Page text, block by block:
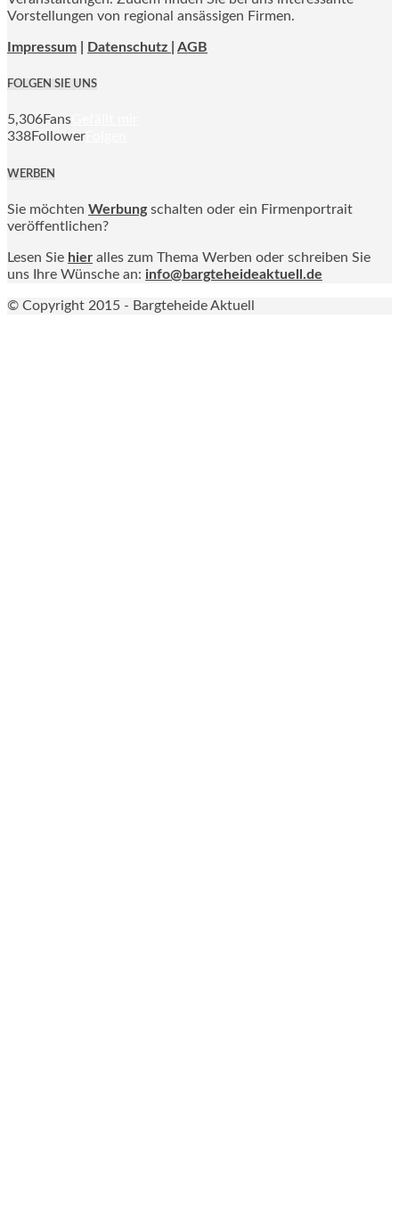
Vorstellungen von regional ansässigen Firmen.
Impressum Datenschutz | AGB
FOLGEN SIE UNS
5,306Fans
338Follower
WERBEN
Sie möchten Werbung schalten oder ein Firmenportrait
veröffentlichen?
Lesen Sie hier alles zum Thema Werben oder schreiben Sie
uns Ihre Wünsche an: info@bargteheideaktuell.de
© Copyright 2015 - Bargteheide Aktuell